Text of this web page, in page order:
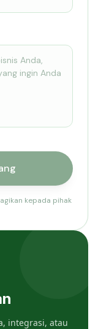
kepada pihak
integrasi, atau